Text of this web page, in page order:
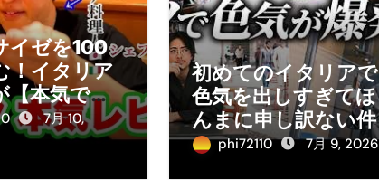
イゼを100
！イタリア
【本気で】
チ分析して
7月 10,
初めてのイタリアで
色気を出しすぎてほ
んまに申し訳ない件
phi72110 7月 9, 2026